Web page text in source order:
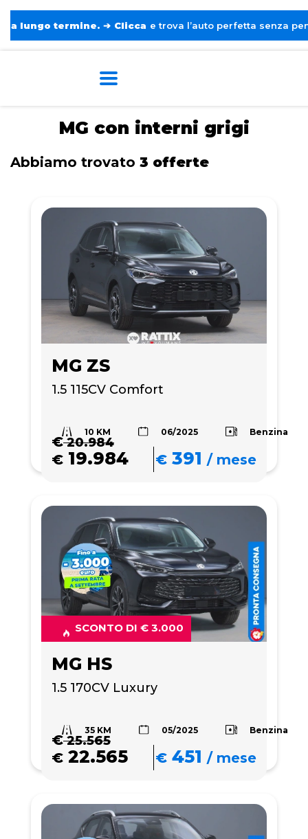
termine. ➔ Clicca e trova l’auto perfetta senza pensieri. ❤️
MG con interni grigi
Abbiamo trovato 3 offerte
MG ZS
1.5 115CV Comfort
10 KM 06/2025 Benzina
€20.984
€ 19.984 € 391 /mese
SCONTO DI € 3.000
MG HS
1.5 170CV Luxury
35 KM 05/2025 Benzina
€25.565
€ 22.565 € 451 /mese